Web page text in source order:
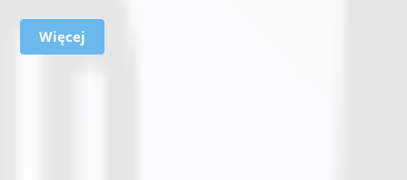
Więcej